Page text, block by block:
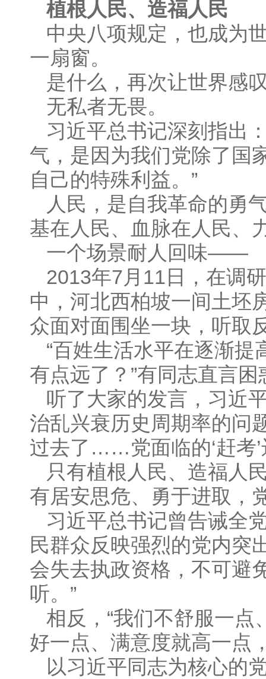
植根人民、造福人民
中央八项规定，也成为
一扇窗。
是什么，再次让世界感
无私者无畏。
习近平总书记深刻指出
气，是因为我们党除了国
自己的特殊利益。”
人民，是自我革命的勇
基在人民、血脉在人民、
一个场景耐人回味——
2013年7月11日，在调
中，河北西柏坡一间土坯
众面对面围坐一块，听取
“百姓生活水平在逐渐
有点远了？”有同志直言困
听了大家的发言，习近
治乱兴衰历史周期率的问
过去了……党面临的‘赶考’
只有植根人民、造福人
有居安思危、勇于进取，
习近平总书记曾告诫全
民群众反映强烈的党内突
会失去执政资格，不可避
听。”
相反，“我们不舒服一
好一点、满意度就高一点
以习近平同志为核心的